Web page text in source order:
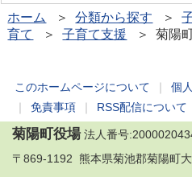
ホーム ＞分類から探す ＞
育て
＞子育て支援 ＞ 菊陽
このホームページについて 個
免責事項 RSS配信について
菊陽町役場法人番号
〒869-1192 熊本県菊池郡菊陽町